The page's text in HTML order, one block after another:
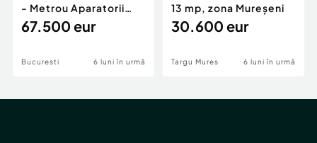
- Metrou Aparatorii
Patriei -
67.500 eur
Bucuresti 6 luni în urmă
13 mp, zona Mureșeni
30.600 eur
Targu Mures 6 luni în urmă